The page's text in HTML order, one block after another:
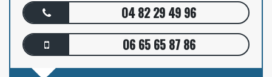
04 82 29 49 96
06 65 65 87 86